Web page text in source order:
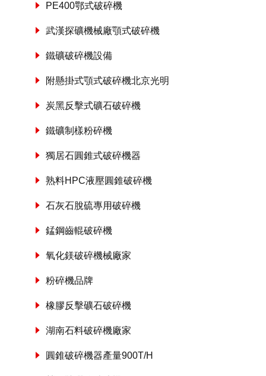
PE400鄂式破碎機
武漢探礦機械廠顎式破碎機
鐵礦破碎機設備
附懸掛式顎式破碎機北京光明
炭黑反擊式礦石破碎機
鐵礦制樣粉碎機
獨居石圓錐式破碎機器
熟料HPC液壓圓錐破碎機
石灰石脫硫專用破碎機
錳鋼齒輥破碎機
氧化鎂破碎機械廠家
粉碎機品牌
橡膠反擊礦石破碎機
湖南石料破碎機廠家
圓錐破碎機器產量900T/H